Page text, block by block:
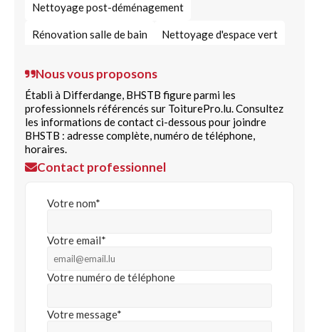
Nettoyage post-déménagement
Rénovation salle de bain Nettoyage d'espace vert
Service de nettoyage spécialisé
Nettoyage de bureaux Lavage de vitres
Service de nettoyage de toiture
Service de rénovation Prestation de rénovation
Rénovation maison
Nous vous proposons
Établi à Differdange, BHSTB figure parmi les
professionnels référencés sur ToiturePro.lu. Consultez
les informations de contact ci-dessous pour joindre
BHSTB : adresse complète, numéro de téléphone,
horaires.
Contact professionnel
Votre nom*
Votre email*
Votre numéro de téléphone
Votre message*